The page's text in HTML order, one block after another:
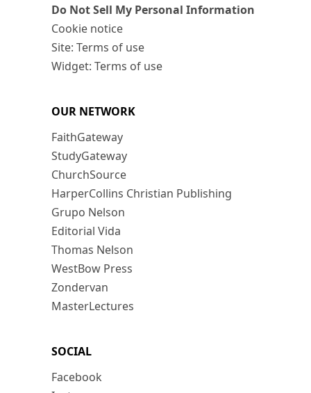
Do Not Sell My Personal Information
Cookie notice
Site: Terms of use
Widget: Terms of use
OUR NETWORK
FaithGateway
StudyGateway
ChurchSource
HarperCollins Christian Publishing
Grupo Nelson
Editorial Vida
Thomas Nelson
WestBow Press
Zondervan
MasterLectures
SOCIAL
Facebook